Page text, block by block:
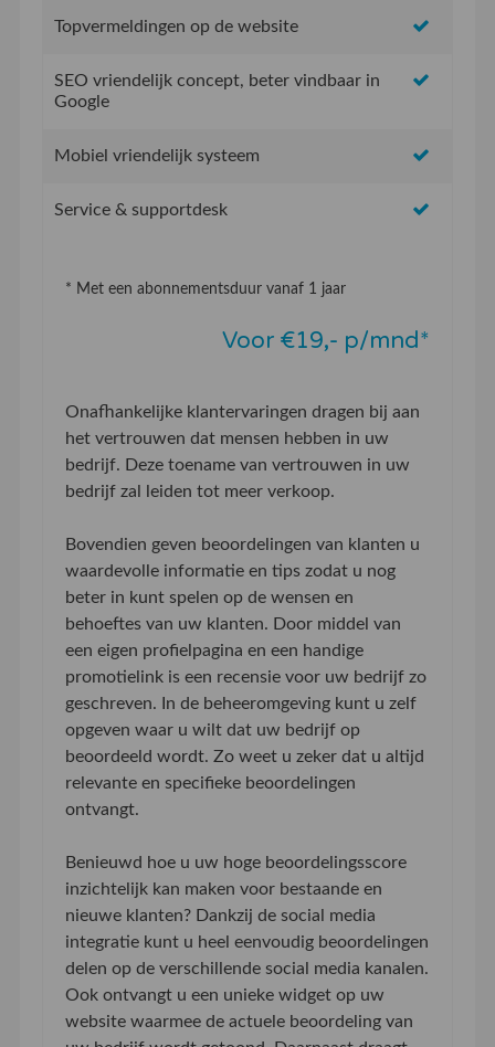
Topvermeldingen op de website
SEO vriendelijk concept, beter vindbaar in
Google
Mobiel vriendelijk systeem
Service & supportdesk
* Met een abonnementsduur vanaf 1 jaar
Voor €19,- p/mnd*
Onafhankelijke klantervaringen dragen bij aan
het vertrouwen dat mensen hebben in uw
bedrijf. Deze toename van vertrouwen in uw
bedrijf zal leiden tot meer verkoop.
Bovendien geven beoordelingen van klanten u
waardevolle informatie en tips zodat u nog
beter in kunt spelen op de wensen en
behoeftes van uw klanten. Door middel van
een eigen profielpagina en een handige
promotielink is een recensie voor uw bedrijf zo
geschreven. In de beheeromgeving kunt u zelf
opgeven waar u wilt dat uw bedrijf op
beoordeeld wordt. Zo weet u zeker dat u altijd
relevante en specifieke beoordelingen
ontvangt.
Benieuwd hoe u uw hoge beoordelingsscore
inzichtelijk kan maken voor bestaande en
nieuwe klanten? Dankzij de social media
integratie kunt u heel eenvoudig beoordelingen
delen op de verschillende social media kanalen.
Ook ontvangt u een unieke widget op uw
website waarmee de actuele beoordeling van